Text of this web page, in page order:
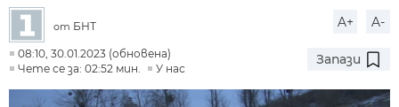
от БНТ A+ A-
08:10, 30.01.2023 (обновена)
Чете се за: 02:52 мин.
У нас
Запази